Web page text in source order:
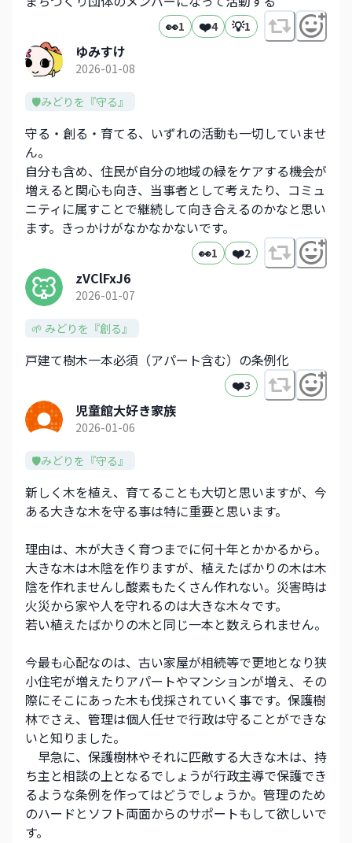
👀1 ❤️4 💡1
ゆみすけ
2026-01-08
🛡️みどりを『守る』
守る・創る・育てる、いずれの活動も一切していませ
ん。
自分も含め、住民が自分の地域の緑をケアする機会が
増えると関心も向き、当事者として考えたり、コミュ
ニティに属すことで継続して向き合えるのかなと思い
ます。きっかけがなかなかないです。
👀1 ❤️2
zVClFxJ6
2026-01-07
🌱 みどりを『創る』
戸建て樹木一本必須（アパート含む）の条例化
❤️3
児童館大好き家族
2026-01-06
🛡️みどりを『守る』
新しく木を植え、育てることも大切と思いますが、今
ある大きな木を守る事は特に重要と思います。
理由は、木が大きく育つまでに何十年とかかるから。
大きな木は木陰を作りますが、植えたばかりの木は木
陰を作れませんし酸素もたくさん作れない。災害時は
火災から家や人を守れるのは大きな木々です。
若い植えたばかりの木と同じ一本と数えられません。
今最も心配なのは、古い家屋が相続等で更地となり狭
小住宅が増えたりアパートやマンションが増え、その
際にそこにあった木も伐採されていく事です。保護樹
林でさえ、管理は個人任せで行政は守ることができな
いと知りました。
早急に、保護樹林やそれに匹敵する大きな木は、持
ち主と相談の上となるでしょうが行政主導で保護でき
るような条例を作ってはどうでしょうか。管理のため
のハードとソフト両面からのサポートもして欲しいで
す。